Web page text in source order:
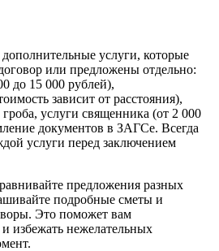
услуги, которые
или предложены отдельно:
до 15 000 рублей),
зависит от расстояния),
гроба, услуги священника (от 2 000
документов в ЗАГСе. Всегда
услуги перед заключением
предложения разных
подробные сметы и
Это поможет вам
избежать нежелательных